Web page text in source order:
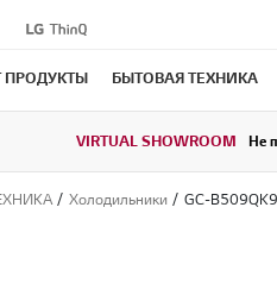
ПРОДУКТЫ БЫТОВАЯ ТЕХНИКА
VIRTUAL SHOWROOM Не
Холодильники GC-